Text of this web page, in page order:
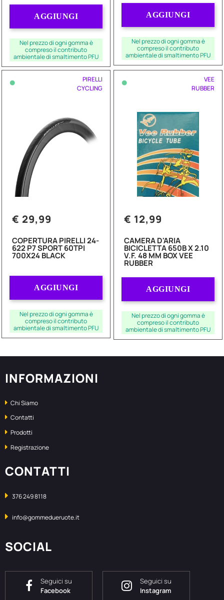
AGGIUNGI
Nel prezzo di ogni gomma è
compreso il contributo
ambientale di smaltimento PFU
AGGIUNGI
Nel prezzo di ogni gomma è
compreso il contributo
ambientale di smaltimento PFU
•
PIRELLI
CYCLING
€ 29,99
COPERTURA PIRELLI 24-
622 P7 SPORT 60TPI
700X24 BLACK
AGGIUNGI
Nel prezzo di ogni gomma è
compreso il contributo
ambientale di smaltimento PFU
•
VEE
RUBBER
€ 12,99
CAMERA D'ARIA
BICICLETTA 650B X 2.10
V.F. 48 MM BOX VEE
RUBBER
AGGIUNGI
Nel prezzo di ogni gomma è
compreso il contributo
ambientale di smaltimento PFU
INFORMAZIONI
Chi Siamo
Contatti
Prodotti
Registrazione
CONTATTI
376 249 8118
info@gommedueruote.it
SOCIAL
Seguici su
Facebook
Seguici su
Instagram